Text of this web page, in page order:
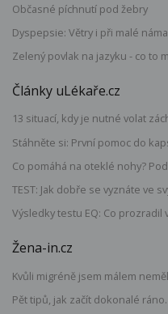
Občasné píchnutí pod žebry
Dyspepsie: Větry i při malé
Zelený povlak na jazyku - co to
Články uLékaře.cz
13 situací, kdy je nutné volat
Stáhněte si: První pomoc do
Co pomáhá na oteklé nohy?
TEST: Jak dobře se vyznáte ve
Výsledky testu EQ: Co prozradil
Žena-in.cz
Kvůli migréně jsem málem
Pět tipů, jak začít dokonalé